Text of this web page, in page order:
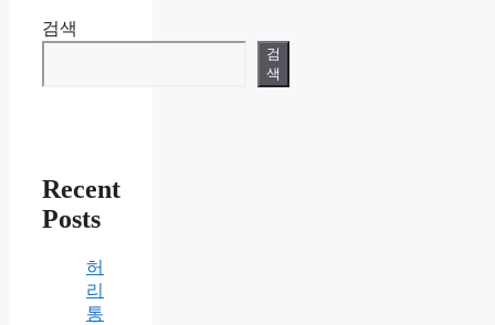
검색
검
색
Recent
Posts
허
리
통